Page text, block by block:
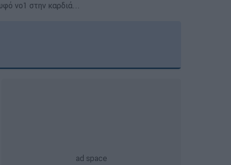
νο1 στην καρδιά...